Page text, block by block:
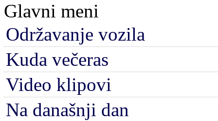
Glavni meni
Održavanje vozila
Kuda večeras
Video klipovi
Na današnji dan